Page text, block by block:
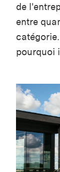
de
entre
pourquoi